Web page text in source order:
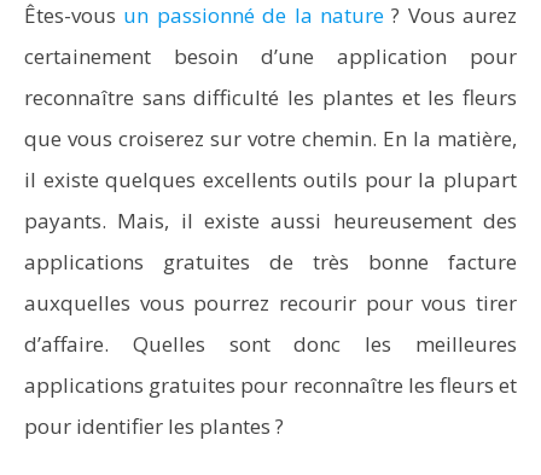
Êtes-vous un passionné de la nature? Vous aurez
certainement besoin d’une application pour
reconnaître sans difficulté les plantes et les fleurs
que vous croiserez sur votre chemin. En la matière,
il existe quelques excellents outils pour la plupart
payants. Mais, il existe aussi heureusement des
applications gratuites de très bonne facture
auxquelles vous pourrez recourir pour vous tirer
d’affaire. Quelles sont donc les meilleures
applications gratuites pour reconnaître les fleurs et
pour identifier les plantes ?